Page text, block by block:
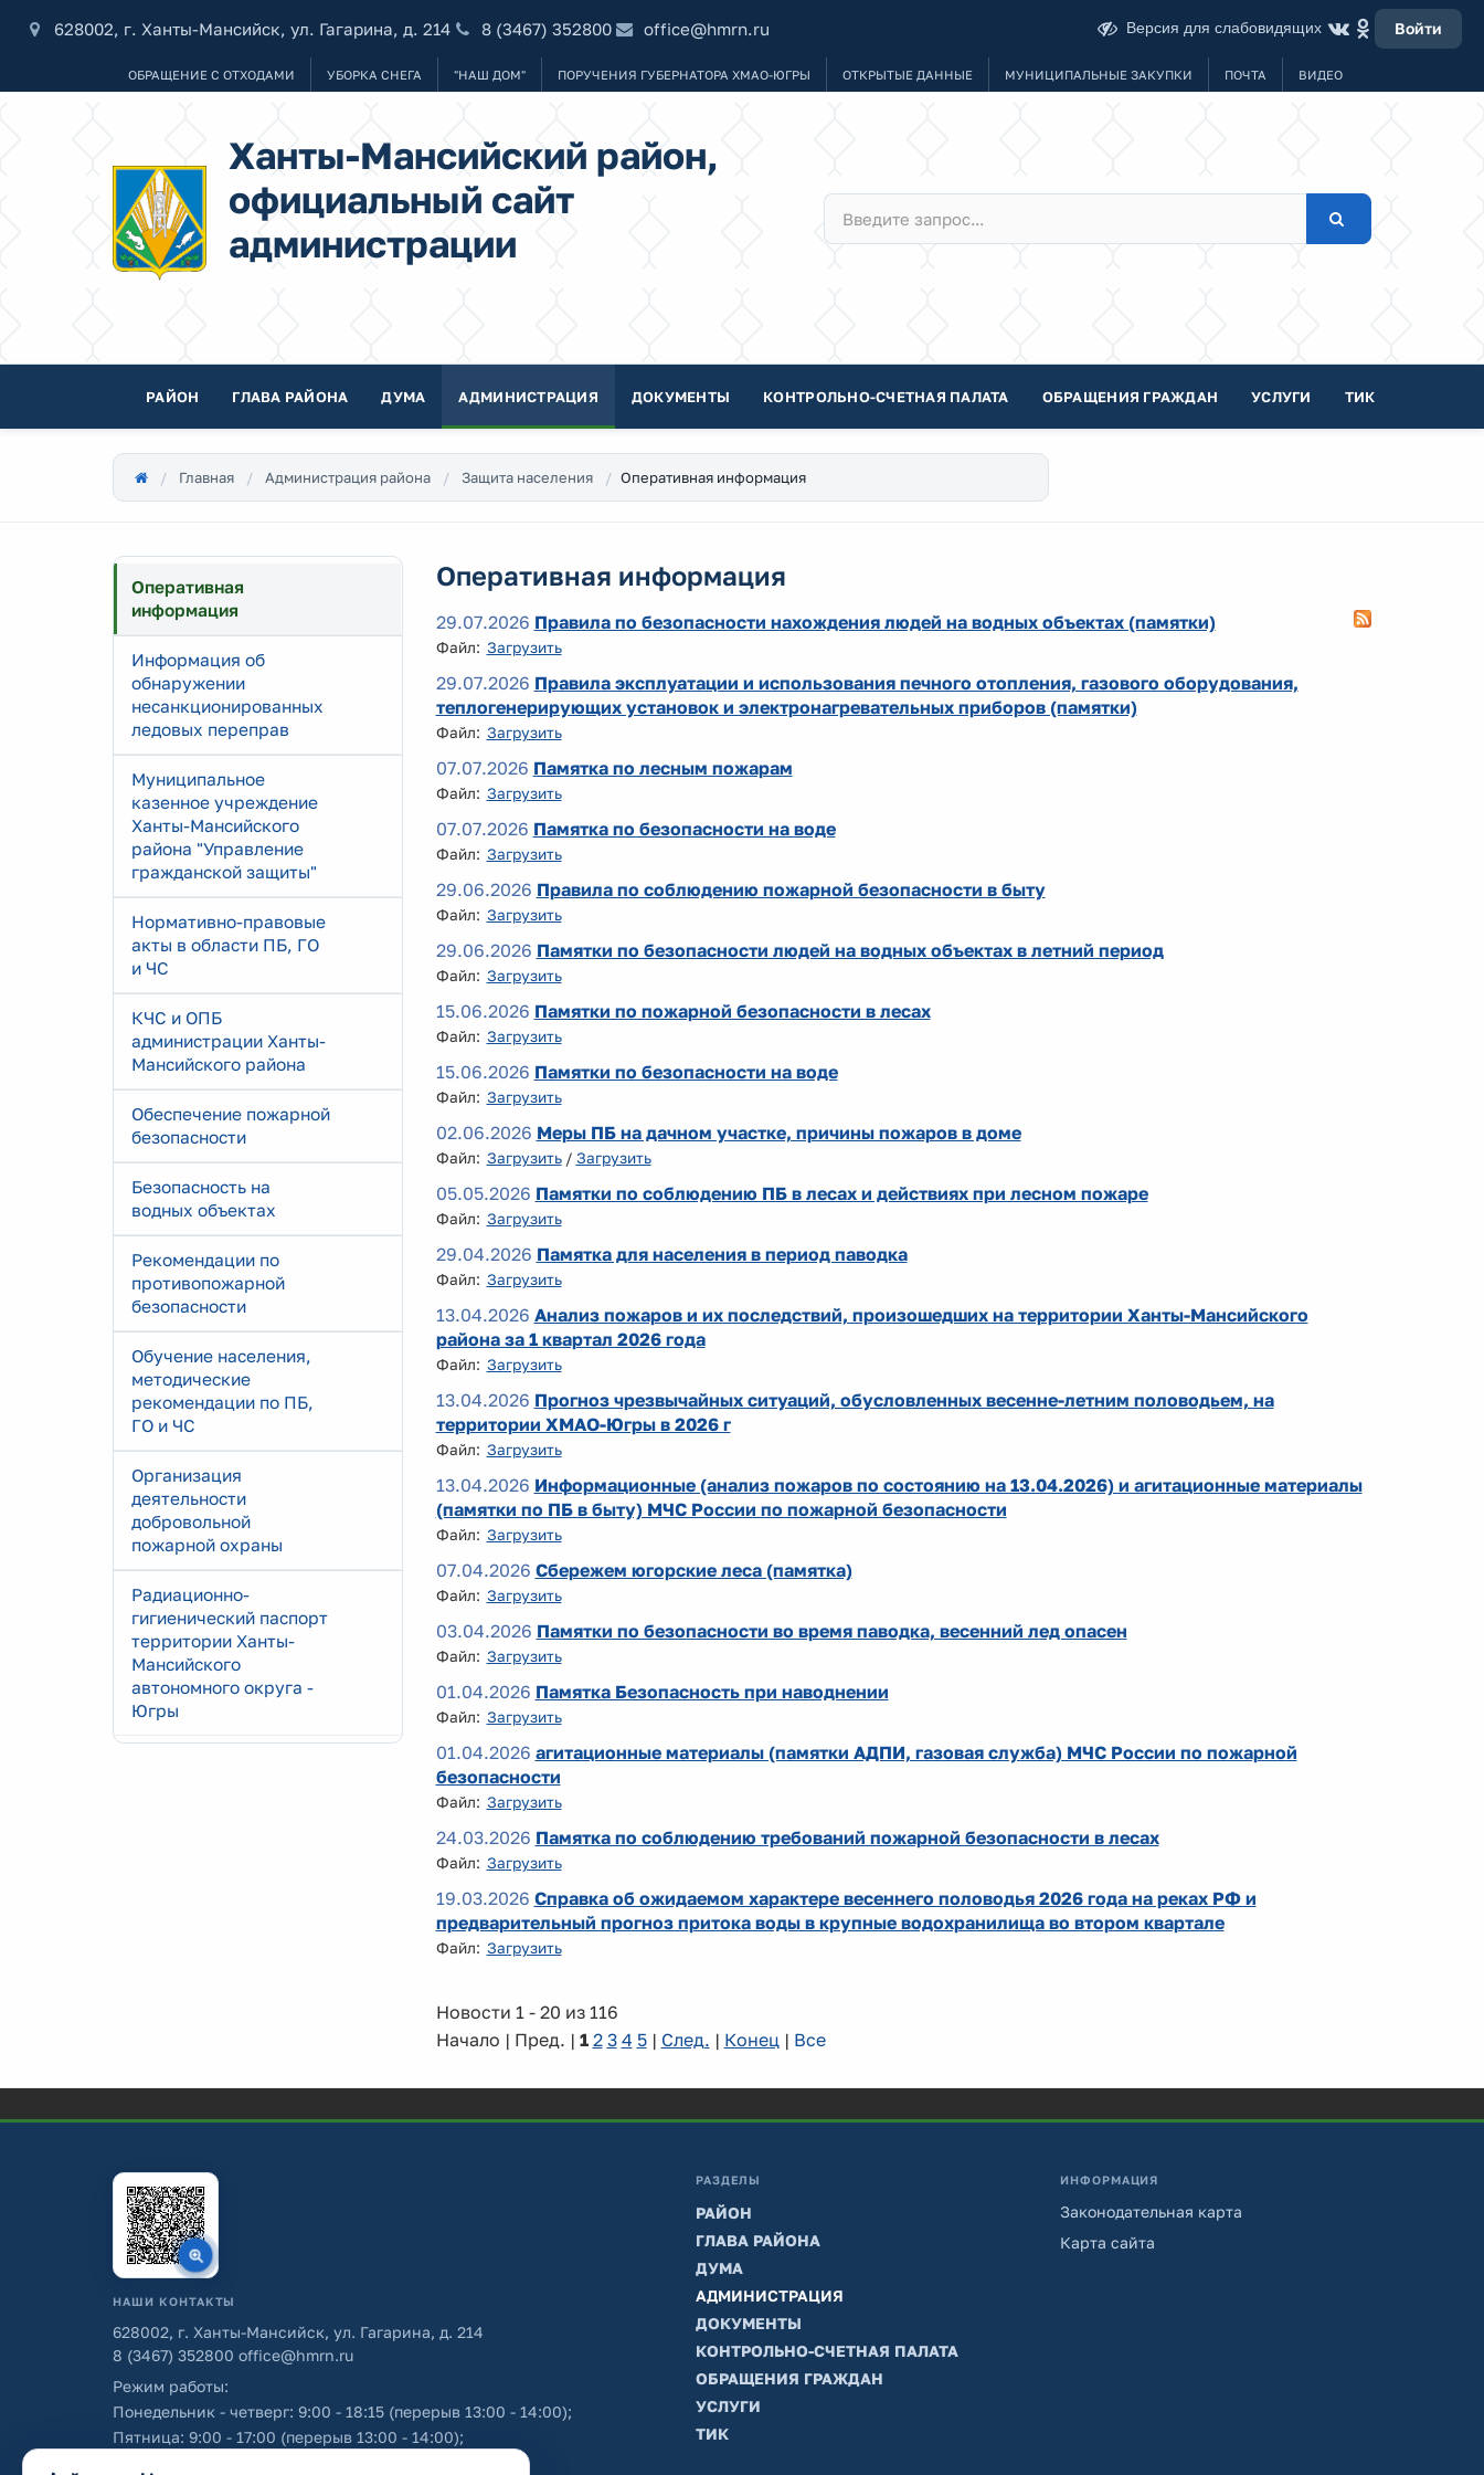
628002, г. Ханты-Мансийск, ул. Гагарина, д. 214 8 (3467) 352800 office@hmrn.ru Версия для слабовидящих Войти
ОБРАЩЕНИЕ С ОТХОДАМИ УБОРКА СНЕГА "НАШ ДОМ" ПОРУЧЕНИЯ ГУБЕРНАТОРА ХМАО-ЮГРЫ ОТКРЫТЫЕ ДАННЫЕ МУНИЦИПАЛЬНЫЕ ЗАКУПКИ ПОЧТА ВИДЕО
Ханты-Мансийский район,
официальный сайт
администрации
РАЙОН ГЛАВА РАЙОНА ДУМА АДМИНИСТРАЦИЯ ДОКУМЕНТЫ КОНТРОЛЬНО-СЧЕТНАЯ ПАЛАТА ОБРАЩЕНИЯ ГРАЖДАН УСЛУГИ ТИК
Главная Администрация района Защита населения Оперативная информация
Оперативная
информация
Информация об
обнаружении
несанкционированных
ледовых переправ
Муниципальное
казенное учреждение
Ханты-Мансийского
района "Управление
гражданской защиты"
Нормативно-правовые
акты в области ПБ, ГО
и ЧС
КЧС и ОПБ
администрации Ханты-
Мансийского района
Обеспечение пожарной
безопасности
Безопасность на
водных объектах
Рекомендации по
противопожарной
безопасности
Обучение населения,
методические
рекомендации по ПБ,
ГО и ЧС
Организация
деятельности
добровольной
пожарной охраны
Радиационно-
гигиенический паспорт
территории Ханты-
Мансийского
автономного округа -
Югры
Оперативная информация
29.07.2026 Правила по безопасности нахождения людей на водных объектах (памятки)
Файл: Загрузить
29.07.2026 Правила эксплуатации и использования печного отопления, газового оборудования,
теплогенерирующих установок и электронагревательных приборов (памятки)
Файл: Загрузить
07.07.2026 Памятка по лесным пожарам
Файл: Загрузить
07.07.2026 Памятка по безопасности на воде
Файл: Загрузить
29.06.2026 Правила по соблюдению пожарной безопасности в быту
Файл: Загрузить
29.06.2026 Памятки по безопасности людей на водных объектах в летний период
Файл: Загрузить
15.06.2026 Памятки по пожарной безопасности в лесах
Файл: Загрузить
15.06.2026 Памятки по безопасности на воде
Файл: Загрузить
02.06.2026 Меры ПБ на дачном участке, причины пожаров в доме
Файл: Загрузить/ Загрузить
05.05.2026 Памятки по соблюдению ПБ в лесах и действиях при лесном пожаре
Файл: Загрузить
29.04.2026 Памятка для населения в период паводка
Файл: Загрузить
13.04.2026 Анализ пожаров и их последствий, произошедших на территории Ханты-Мансийского
района за 1 квартал 2026 года
Файл: Загрузить
13.04.2026 Прогноз чрезвычайных ситуаций, обусловленных весенне-летним половодьем, на
территории ХМАО-Югры в 2026 г
Файл: Загрузить
13.04.2026 Информационные (анализ пожаров по состоянию на 13.04.2026) и агитационные материалы
(памятки по ПБ в быту) МЧС России по пожарной безопасности
Файл: Загрузить
07.04.2026 Сбережем югорские леса (памятка)
Файл: Загрузить
03.04.2026 Памятки по безопасности во время паводка, весенний лед опасен
Файл: Загрузить
01.04.2026 Памятка Безопасность при наводнении
Файл: Загрузить
01.04.2026 агитационные материалы (памятки АДПИ, газовая служба) МЧС России по пожарной
безопасности
Файл: Загрузить
24.03.2026 Памятка по соблюдению требований пожарной безопасности в лесах
Файл: Загрузить
19.03.2026 Справка об ожидаемом характере весеннего половодья 2026 года на реках РФ и
предварительный прогноз притока воды в крупные водохранилища во втором квартале
Файл: Загрузить
Новости 1 - 20 из 116
Начало | Пред. | 1 2 3 4 5| След. | Конец | Все
НАШИ КОНТАКТЫ
628002, г. Ханты-Мансийск, ул. Гагарина, д. 214
8 (3467) 352800 office@hmrn.ru
Режим работы:
Понедельник - четверг: 9:00 - 18:15 (перерыв 13:00 - 14:00);
Пятница: 9:00 - 17:00 (перерыв 13:00 - 14:00);
РАЗДЕЛЫ
РАЙОН
ГЛАВА РАЙОНА
ДУМА
АДМИНИСТРАЦИЯ
ДОКУМЕНТЫ
КОНТРОЛЬНО-СЧЕТНАЯ ПАЛАТА
ОБРАЩЕНИЯ ГРАЖДАН
УСЛУГИ
ТИК
ИНФОРМАЦИЯ
Законодательная карта
Карта сайта